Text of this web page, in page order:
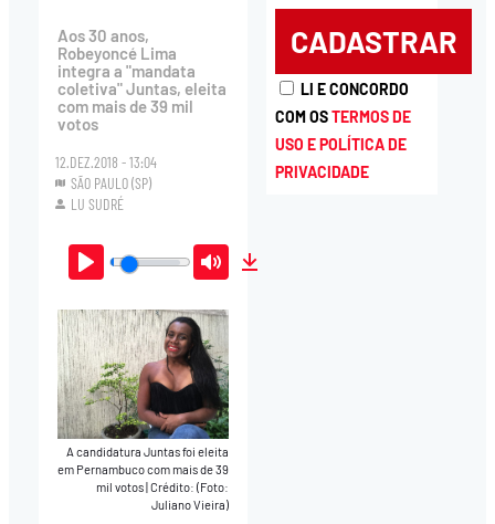
Aos 30 anos,
Robeyoncé Lima
integra a "mandata
coletiva" Juntas, eleita
com mais de 39 mil
votos
12.DEZ.2018 - 13:04
SÃO PAULO (SP)
LU SUDRÉ
Play Mute
A candidatura Juntas foi eleita
em Pernambuco com mais de 39
mil votos|Crédito: (Foto:
Juliano Vieira)
LI E CONCORDO
COM OSTERMOS DE
USO E POLÍTICA DE
PRIVACIDADE